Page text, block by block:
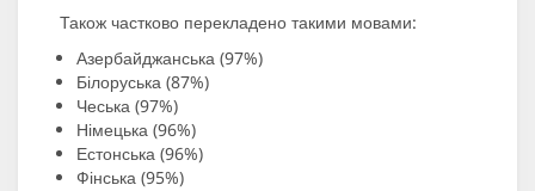
Також частково перекладено такими мовами:
Азербайджанська (97%)
Білоруська (87%)
Чеська (97%)
Німецька (96%)
Естонська (96%)
Фінська (95%)